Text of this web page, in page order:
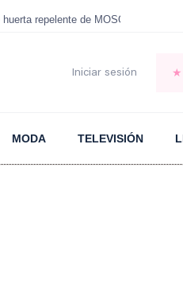
repelente de MOSQUITOS
Iniciar sesión
MODA TELEVISIÓN